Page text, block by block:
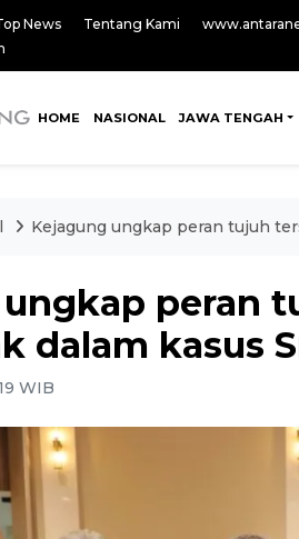
News Tentang Kami
HOME NASIONAL JAWA TENGAH
Kejagung ungkap peran tujuh
peran
dalam kasus
WIB